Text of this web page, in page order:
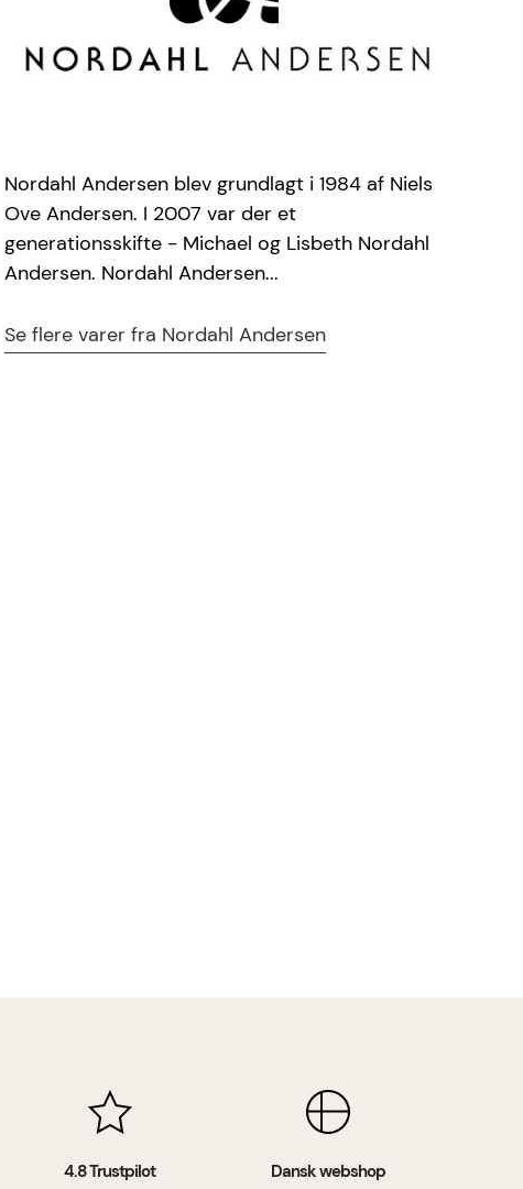
Nordahl Andersen blev grundlagt i 1984 af Niels
Ove Andersen. I 2007 var der et
generationsskifte - Michael og Lisbeth Nordahl
Andersen. Nordahl Andersen...
Se flere varer fra Nordahl Andersen
4.8 Trustpilot Dansk webshop